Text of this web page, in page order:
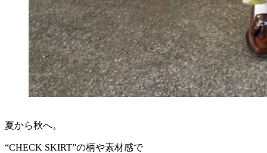
夏から秋へ。
“CHECK SKIRT”の柄や素材感で